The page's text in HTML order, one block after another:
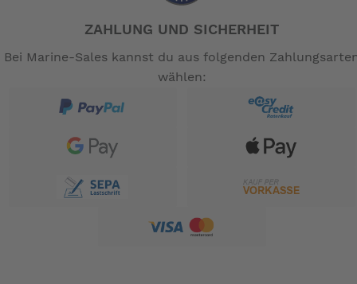
ZAHLUNG UND SICHERHEIT
Bei Marine-Sales kannst du aus folgenden
wählen: